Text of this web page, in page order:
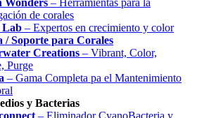
Wonders – Herramientas para la
de corales
Lab – Expertos en crecimiento y color
/ Soporte para Corales
Creations – Vibrant, Color,
Purge
– Gama Completa pa el Mantenimiento
y Bacterias
– Eliminador CyanoBacteria y